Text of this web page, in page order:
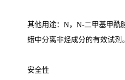
其他用途：N，N-二甲基甲酰
蜡中分离非烃成分的有效试剂。
安全性